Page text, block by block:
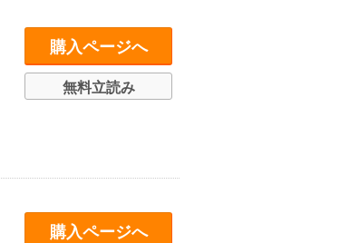
購入ページへ
無料立読み
購入ページへ